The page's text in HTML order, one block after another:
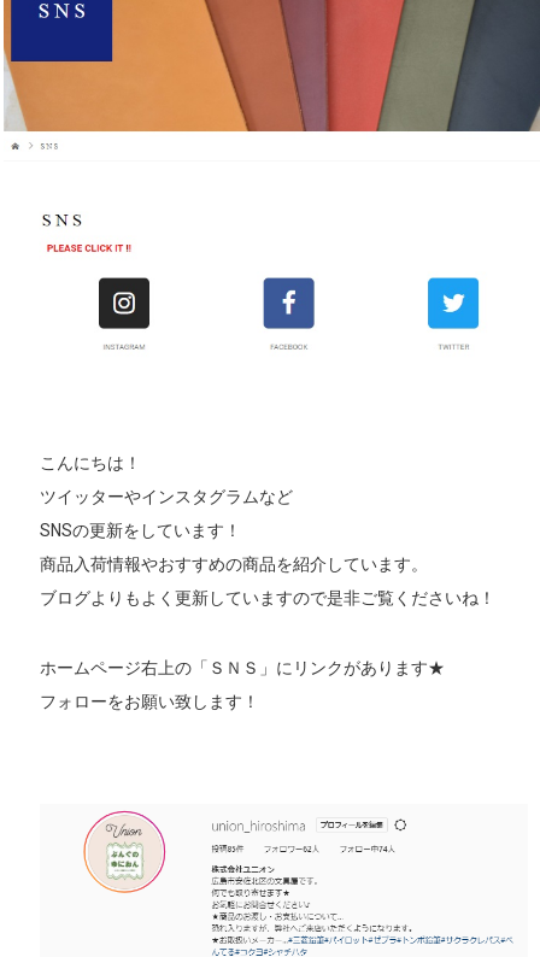
こんにちは！
ツイッターやインスタグラムなど
SNSの更新をしています！
商品入荷情報やおすすめの商品を紹介しています。
ブログよりもよく更新していますので是非ご覧くださいね！
ホームページ右上の「ＳＮＳ」にリンクがあります★
フォローをお願い致します！